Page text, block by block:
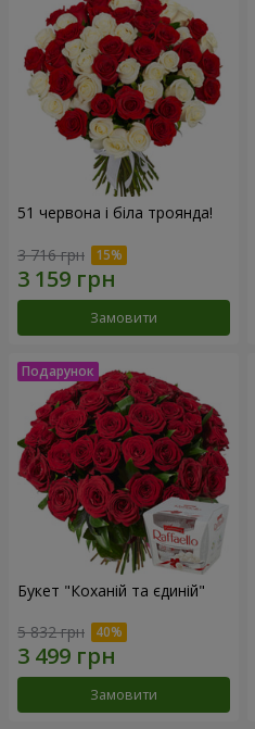
51 червона і біла троянда!
3 716 грн
Замовити
Букет "Коханій та єдиній"
5 832 грн
Замовити